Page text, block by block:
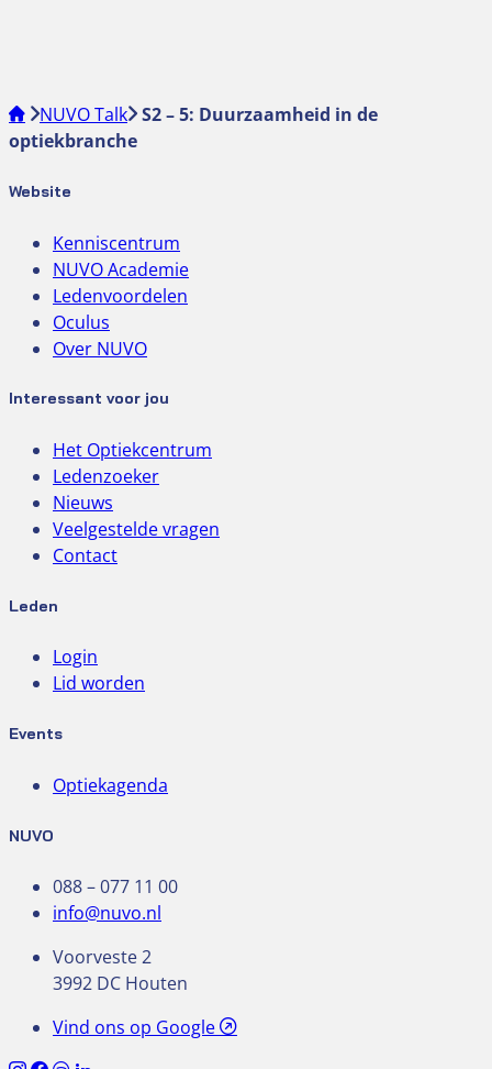
NUVO Talk S2 – 5: Duurzaamheid in de
optiekbranche
Website
Kenniscentrum
NUVO Academie
Ledenvoordelen
Oculus
Over NUVO
Interessant voor jou
Het Optiekcentrum
Ledenzoeker
Nieuws
Veelgestelde vragen
Contact
Leden
Login
Lid worden
Events
Optiekagenda
NUVO
088 – 077 11 00
info@nuvo.nl
Voorveste 2
3992 DC Houten
Vind ons op Google